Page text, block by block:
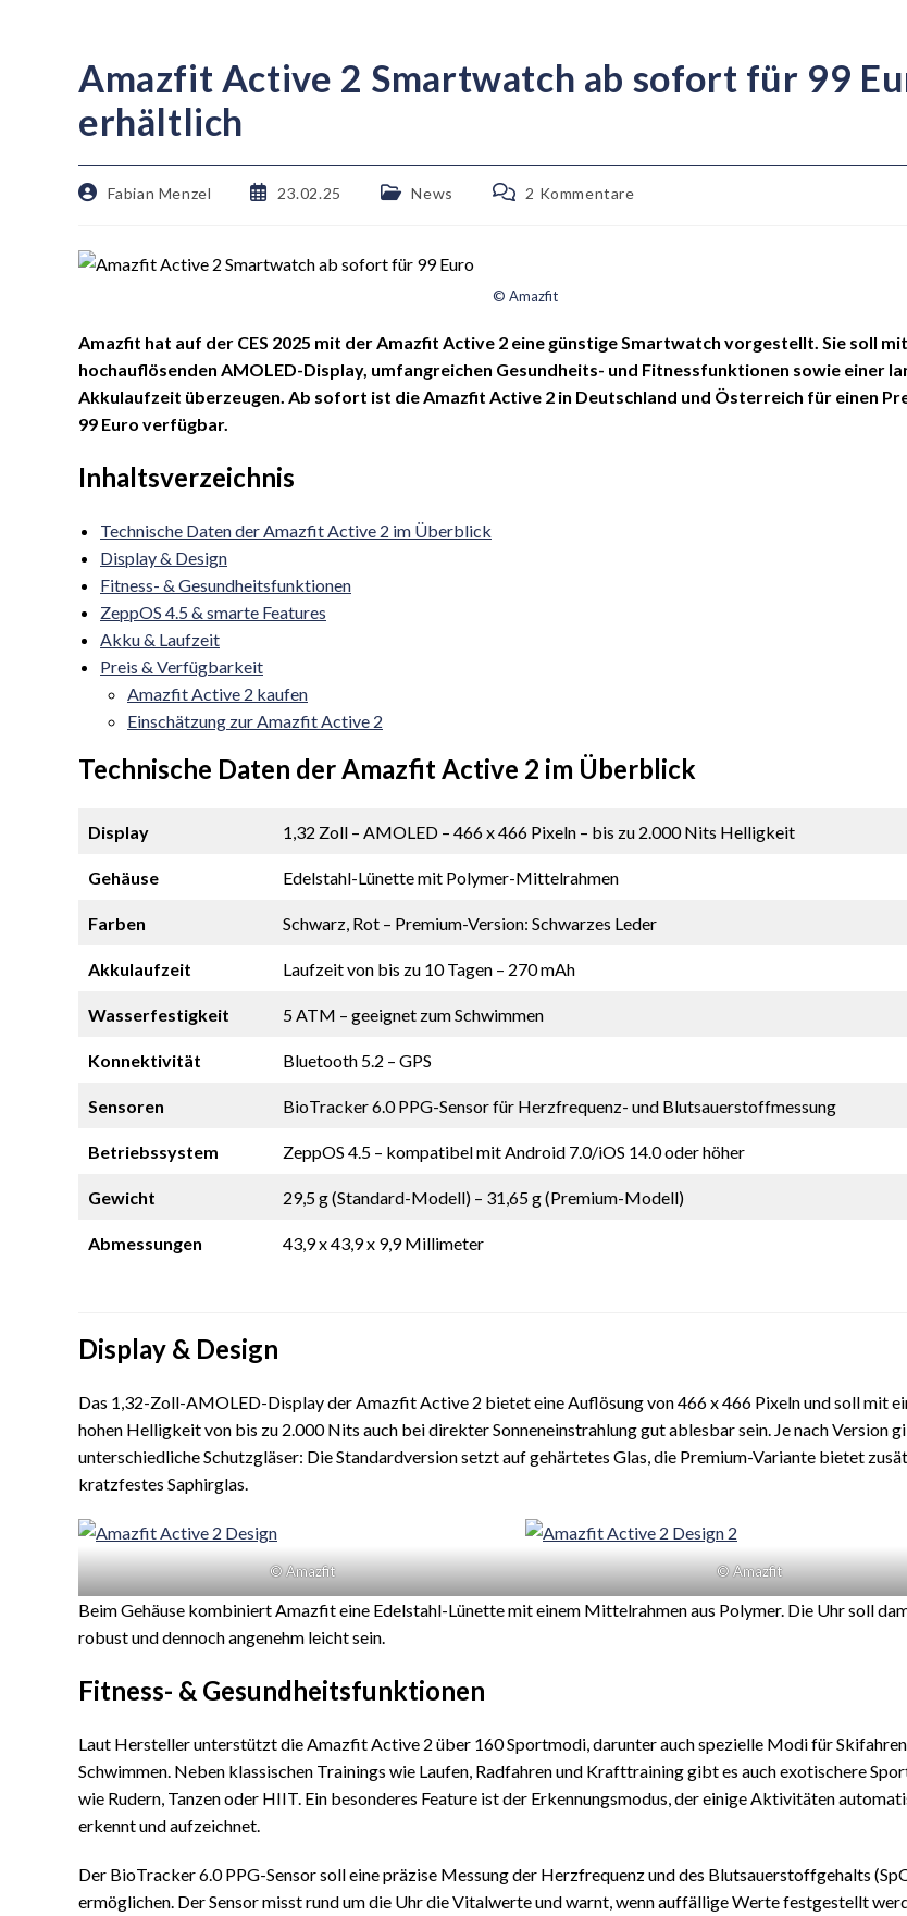
Amazfit Active 2 Smartwatch ab sofort für 99
erhältlich
Fabian Menzel 23.02.25 News 2 Kommentare
© Amazfit
Amazfit hat auf der CES 2025 mit der Amazfit Active 2 eine günstige Smartwatch vorgestellt. Sie soll
hochauflösenden AMOLED-Display, umfangreichen Gesundheits- und Fitnessfunktionen sowie einer
Akkulaufzeit überzeugen. Ab sofort ist die Amazfit Active 2 in Deutschland und Österreich für einen
99 Euro verfügbar.
Inhaltsverzeichnis
Technische Daten der Amazfit Active 2 im Überblick
Display & Design
Fitness- & Gesundheitsfunktionen
ZeppOS 4.5 & smarte Features
Akku & Laufzeit
Preis & Verfügbarkeit
Amazfit Active 2 kaufen
Einschätzung zur Amazfit Active 2
Technische Daten der Amazfit Active 2 im Überblick
Display 1,32 Zoll – AMOLED – 466 x 466 Pixeln – bis zu 2.000 Nits Helligkeit
Gehäuse Edelstahl-Lünette mit Polymer-Mittelrahmen
Farben Schwarz, Rot – Premium-Version: Schwarzes Leder
Akkulaufzeit Laufzeit von bis zu 10 Tagen – 270 mAh
Wasserfestigkeit 5 ATM – geeignet zum Schwimmen
Konnektivität Bluetooth 5.2 – GPS
Sensoren BioTracker 6.0 PPG-Sensor für Herzfrequenz- und Blutsauerstoffmessung
Betriebssystem ZeppOS 4.5 – kompatibel mit Android 7.0/iOS 14.0 oder höher
Gewicht 29,5 g (Standard-Modell) – 31,65 g (Premium-Modell)
Abmessungen 43,9 x 43,9 x 9,9 Millimeter
Display & Design
Das 1,32-Zoll-AMOLED-Display der Amazfit Active 2 bietet eine Auflösung von 466 x 466 Pixeln und soll mit
hohen Helligkeit von bis zu 2.000 Nits auch bei direkter Sonneneinstrahlung gut ablesbar sein. Je nach Version
unterschiedliche Schutzgläser: Die Standardversion setzt auf gehärtetes Glas, die Premium-Variante bietet
kratzfestes Saphirglas.
© Amazfit © Amazfit
Beim Gehäuse kombiniert Amazfit eine Edelstahl-Lünette mit einem Mittelrahmen aus Polymer. Die Uhr soll
robust und dennoch angenehm leicht sein.
Fitness- & Gesundheitsfunktionen
Laut Hersteller unterstützt die Amazfit Active 2 über 160 Sportmodi, darunter auch spezielle Modi für
Schwimmen. Neben klassischen Trainings wie Laufen, Radfahren und Krafttraining gibt es auch exotischere
wie Rudern, Tanzen oder HIIT. Ein besonderes Feature ist der Erkennungsmodus, der einige Aktivitäten
erkennt und aufzeichnet.
Der BioTracker 6.0 PPG-Sensor soll eine präzise Messung der Herzfrequenz und des Blutsauerstoffgehalts
ermöglichen. Der Sensor misst rund um die Uhr die Vitalwerte und warnt, wenn auffällige Werte festgestellt